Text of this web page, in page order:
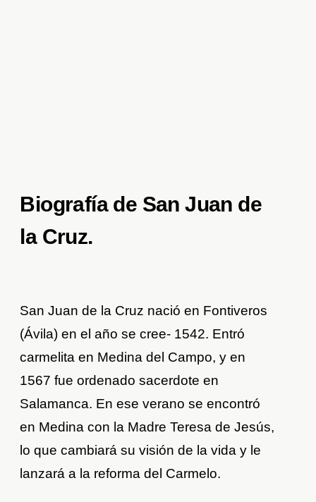
Biografía de San Juan de
la Cruz.
San Juan de la Cruz nació en Fontiveros
(Ávila) en el año se cree- 1542. Entró
carmelita en Medina del Campo, y en
1567 fue ordenado sacerdote en
Salamanca. En ese verano se encontró
en Medina con la Madre Teresa de Jesús,
lo que cambiará su visión de la vida y le
lanzará a la reforma del Carmelo.